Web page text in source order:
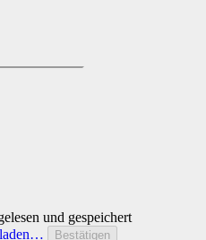
und gespeichert
Bestätigen